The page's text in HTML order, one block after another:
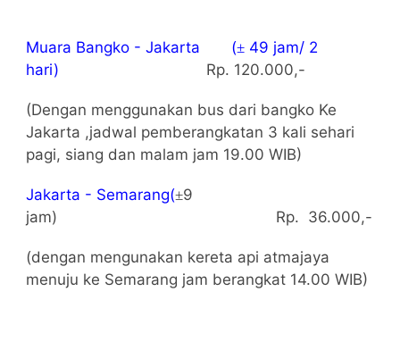
Muara Bangko - Jakarta (±49 jam/ 2
hari)
Rp. 120.000,-
(Dengan menggunakan bus dari bangko Ke
Jakarta ,jadwal pemberangkatan 3 kali sehari
pagi, siang dan malam jam 19.00 WIB)
Jakarta - Semarang(±9
jam)
Rp. 36.000,-
(dengan mengunakan kereta api atmajaya
menuju ke Semarang jam berangkat 14.00 WIB)